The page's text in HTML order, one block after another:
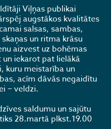
Viļņas publikai
augstākos kvalitātes
salsas, sambas,
un ritma krāsu
aizvest uz bohēmas
iekarot pat lielākā
kuru meistarība un
acīm dāvās negaidītu
− veldzi.
saldumu un sajūtu
28.martā plkst.19.00